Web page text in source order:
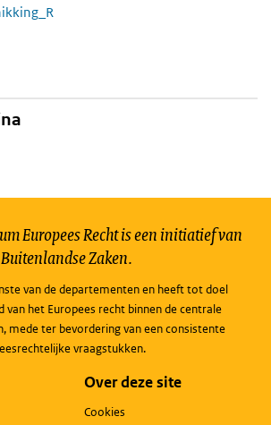
Europees Recht is een initiatief van
Zaken.
van de departementen en heeft tot doel
van het Europees recht binnen de centrale
mede ter bevordering van een consistente
vraagstukken.
Over deze site
Cookies